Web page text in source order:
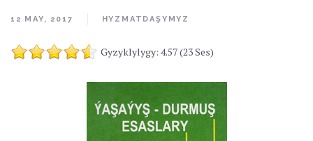
12 MAY, 2017 HYZMATDAŞYMYZ
Gyzyklylygy: 4.57 (23 Ses)